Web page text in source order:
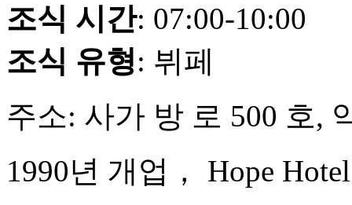
조식 시간: 07:00-10:00
조식 유형: 뷔페
주소: 사가 방 로 500 호,
1990년 개업， Hope